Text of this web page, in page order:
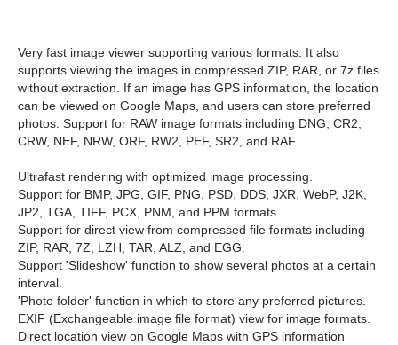
Very fast image viewer supporting various formats. It also
supports viewing the images in compressed ZIP, RAR, or 7z files
without extraction. If an image has GPS information, the location
can be viewed on Google Maps, and users can store preferred
photos. Support for RAW image formats including DNG, CR2,
CRW, NEF, NRW, ORF, RW2, PEF, SR2, and RAF.
Ultrafast rendering with optimized image processing.
Support for BMP, JPG, GIF, PNG, PSD, DDS, JXR, WebP, J2K,
JP2, TGA, TIFF, PCX, PNM, and PPM formats.
Support for direct view from compressed file formats including
ZIP, RAR, 7Z, LZH, TAR, ALZ, and EGG.
Support 'Slideshow' function to show several photos at a certain
interval.
'Photo folder' function in which to store any preferred pictures.
EXIF (Exchangeable image file format) view for image formats.
Direct location view on Google Maps with GPS information